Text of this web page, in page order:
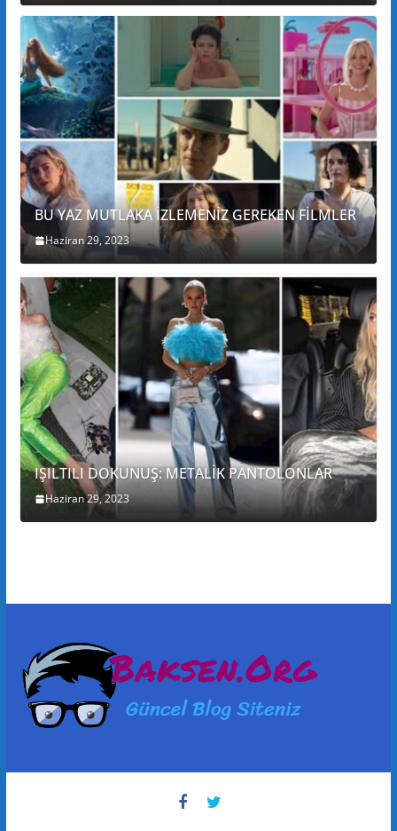
BU YAZ MUTLAKA İZLEMENİZ GEREKEN FİLMLER
Haziran 29, 2023
IŞILTILI DOKUNUŞ: METALİK PANTOLONLAR
Haziran 29, 2023